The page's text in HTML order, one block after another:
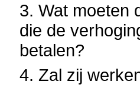
3. Wat moeten
die de
betalen?
4. Zal zij